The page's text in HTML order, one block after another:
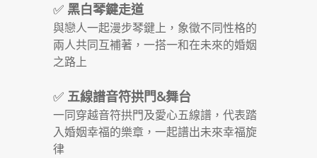
✅ 黑白琴鍵走道
與戀人一起漫步琴鍵上，象徵不同性格的
兩人共同互補著，一搭一和在未來的婚姻
之路上
✅ 五線譜音符拱門&舞台
一同穿越音符拱門及愛心五線譜，代表踏
入婚姻幸福的樂章，一起譜出未來幸福旋
律